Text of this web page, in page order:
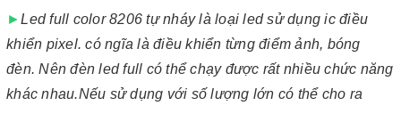
►Led full color 8206 tự nháy là loại led sử dụng ic điều
khiển pixel. có ngĩa là điều khiển từng điểm ảnh, bóng
đèn. Nên đèn led full có thể chạy được rất nhiều chức năng
khác nhau.Nếu sử dụng với số lượng lớn có thể cho ra